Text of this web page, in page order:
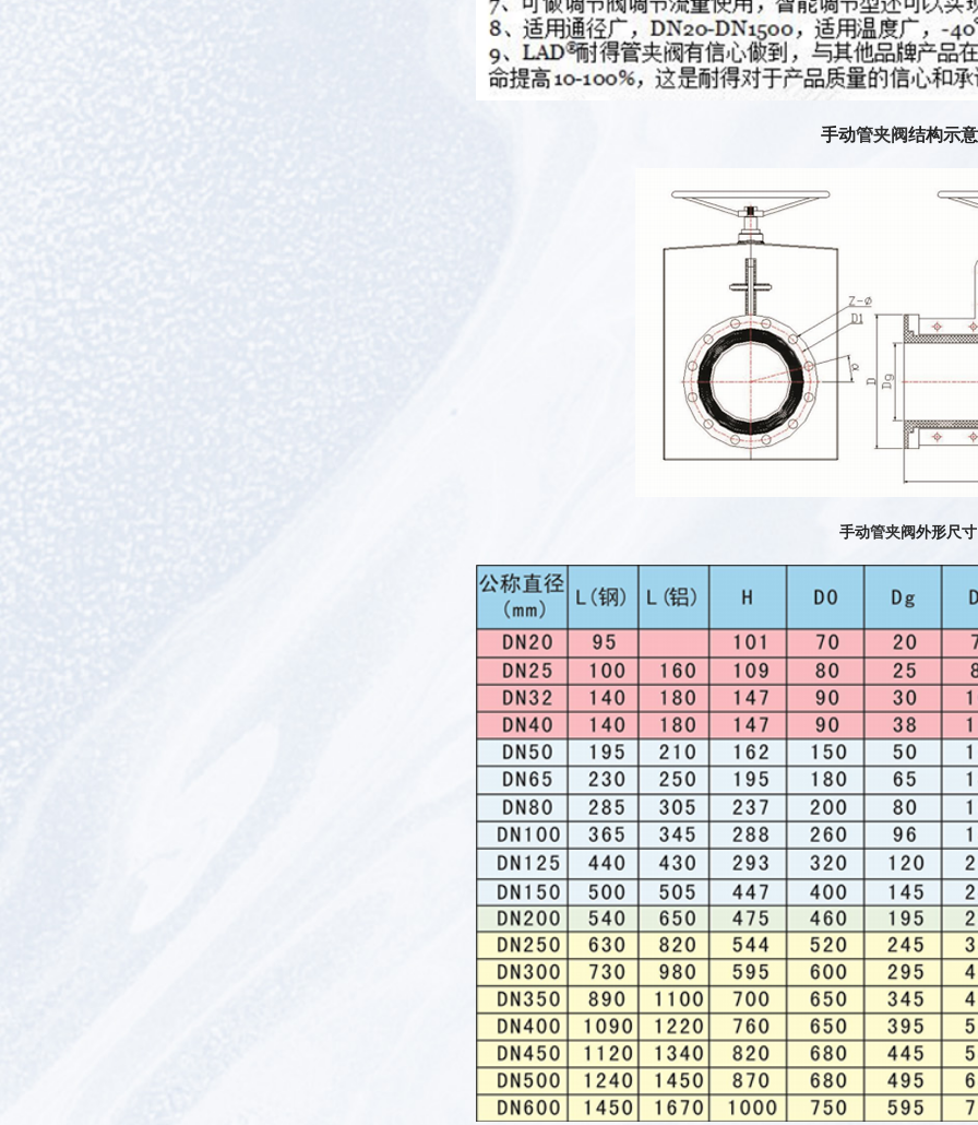
手动管夹阀结构示
手动管夹阀外形尺寸